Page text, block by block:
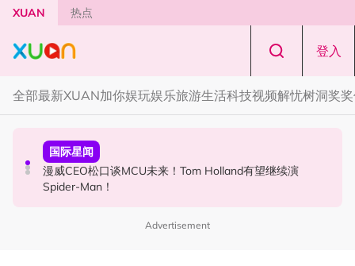
Skip to main content
XUAN 热点
登入
全部最新XUAN加你娱玩娱乐旅游生活科技视频解忧树洞奖
国际星闻
BLACKPINK 10周年安排混乱！JISOO发文向BLINK道歉！
中港台新
中国《歌手2026》 “歌王之战” 成绩出炉！胡彦斌夺得歌王
宝座！
国际星闻
漫威CEO松口谈MCU未来！Tom Holland有望继续演
Spider-Man！
Advertisement